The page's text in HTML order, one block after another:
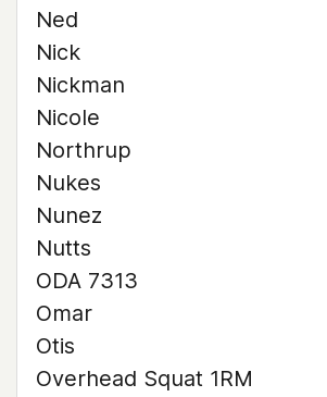
Ned
Nick
Nickman
Nicole
Northrup
Nukes
Nunez
Nutts
ODA 7313
Omar
Otis
Overhead Squat 1RM